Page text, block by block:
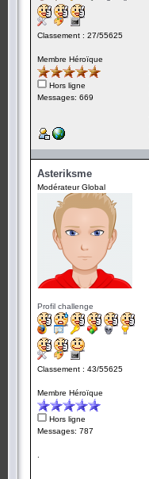
Classement : 27/55625
Membre Héroïque
Hors ligne
Messages: 669
Asteriksme
Modérateur Global
Profil challenge
Classement : 43/55625
Membre Héroïque
Hors ligne
Messages: 787